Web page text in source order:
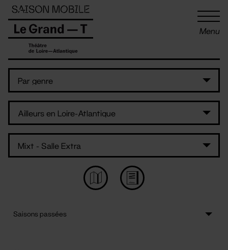
Menu
Panneau de gestion des cookies